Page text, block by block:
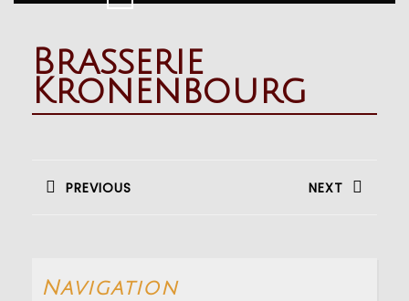
Brasserie
Kronenbourg
dePREVIOUS NEXT
Navigation